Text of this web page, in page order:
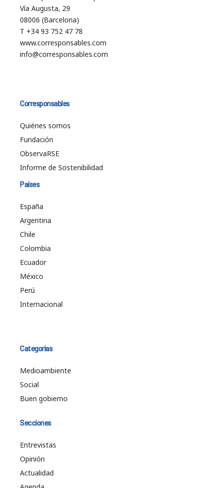
Vía Augusta, 29
08006 (Barcelona)
T +34 93 752 47 78
www.corresponsables.com
info@corresponsables.com
Corresponsables
Quiénes somos
Fundación
ObservaRSE
Informe de Sostenibilidad
Países
España
Argentina
Chile
Colombia
Ecuador
México
Perú
Internacional
Categorías
Medioambiente
Social
Buen gobierno
Secciones
Entrevistas
Opinión
Actualidad